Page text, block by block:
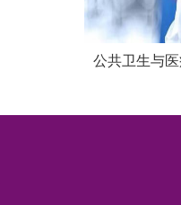
公共卫生与